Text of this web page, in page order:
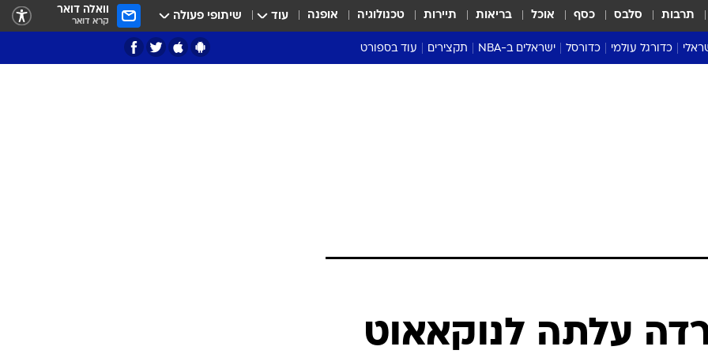
תרבות סלבס כסף אוכל בריאות תיירות טכנולוגיה אופנה עוד שיתופי פעולה וואלה דואר
קרא דואר
כדורגל עולמי כדורסל ישראלים ב-NBA תקצירים עוד בספורט
פוקר
עלתה לנוקאאוט